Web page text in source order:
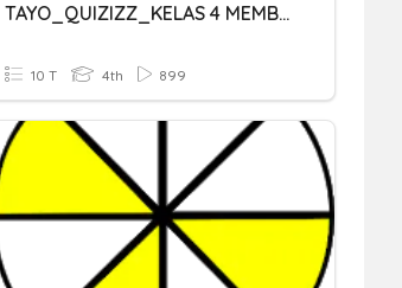
TAYO_QUIZIZZ_KELAS 4 MEMBANDINGKAN PECAHAN
10 T 4th 899